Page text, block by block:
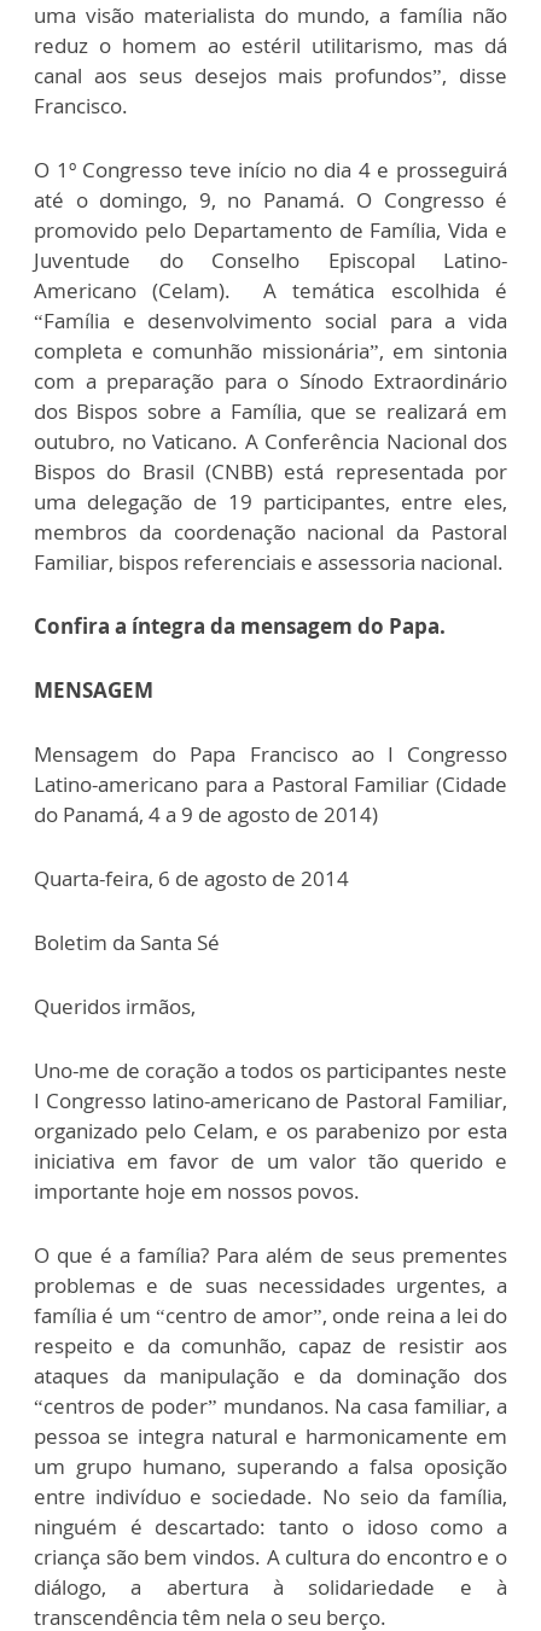
uma visão materialista do mundo, a família não
reduz o homem ao estéril utilitarismo, mas dá
canal aos seus desejos mais profundos”, disse
Francisco.
O 1º Congresso teve início no dia 4 e prosseguirá
até o domingo, 9, no Panamá. O Congresso é
promovido pelo Departamento de Família, Vida e
Juventude do Conselho Episcopal Latino-
Americano (Celam). A temática escolhida é
“Família e desenvolvimento social para a vida
completa e comunhão missionária”, em sintonia
com a preparação para o Sínodo Extraordinário
dos Bispos sobre a Família, que se realizará em
outubro, no Vaticano. A Conferência Nacional dos
Bispos do Brasil (CNBB) está representada por
uma delegação de 19 participantes, entre eles,
membros da coordenação nacional da Pastoral
Familiar, bispos referenciais e assessoria nacional.
Confira a íntegra da mensagem do Papa.
MENSAGEM
Mensagem do Papa Francisco ao I Congresso
Latino-americano para a Pastoral Familiar (Cidade
do Panamá, 4 a 9 de agosto de 2014)
Quarta-feira, 6 de agosto de 2014
Boletim da Santa Sé
Queridos irmãos,
Uno-me de coração a todos os participantes neste
I Congresso latino-americano de Pastoral Familiar,
organizado pelo Celam, e os parabenizo por esta
iniciativa em favor de um valor tão querido e
importante hoje em nossos povos.
O que é a família? Para além de seus prementes
problemas e de suas necessidades urgentes, a
família é um “centro de amor”, onde reina a lei do
respeito e da comunhão, capaz de resistir aos
ataques da manipulação e da dominação dos
“centros de poder” mundanos. Na casa familiar, a
pessoa se integra natural e harmonicamente em
um grupo humano, superando a falsa oposição
entre indivíduo e sociedade. No seio da família,
ninguém é descartado: tanto o idoso como a
criança são bem vindos. A cultura do encontro e o
diálogo, a abertura à solidariedade e à
transcendência têm nela o seu berço.